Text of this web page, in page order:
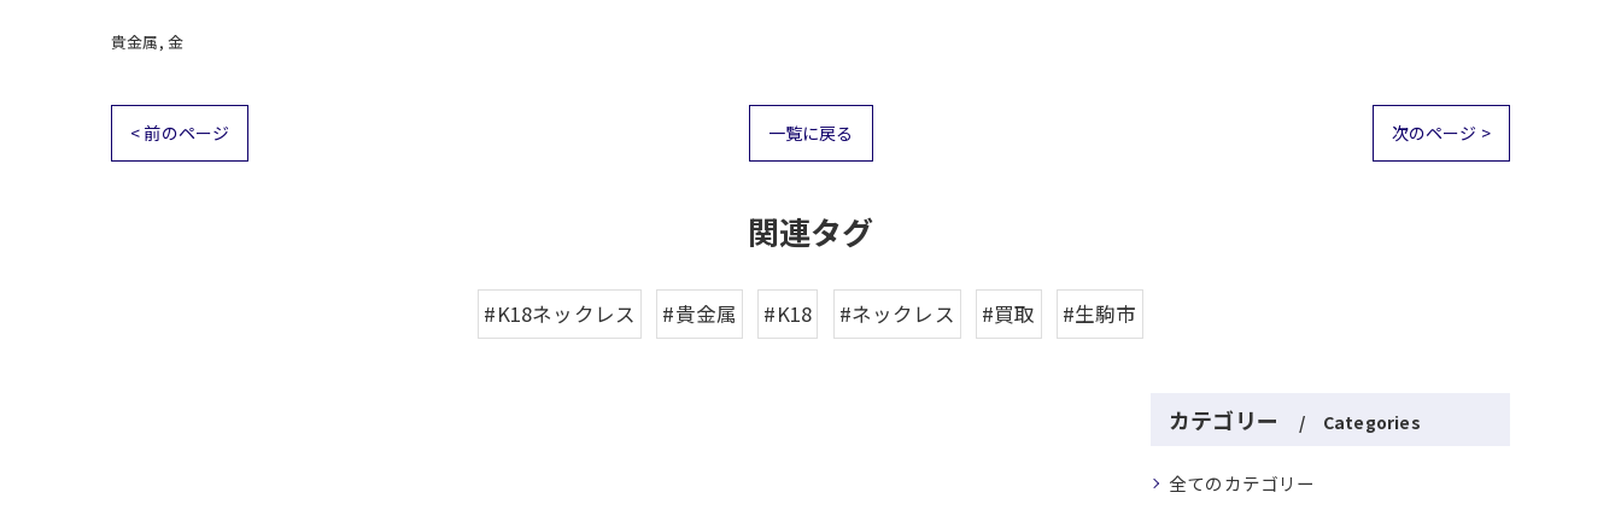
貴金属 金
< 前のページ 一覧に戻る 次のページ >
関連タグ
#K18ネックレス #貴金属 #K18 #ネックレス #買取 #生駒市
カテゴリー Categories
全てのカテゴリー